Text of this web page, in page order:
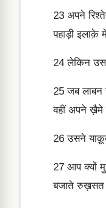
23 अपने
पहाड़ी इलाक़े
24 लेकिन उस
25 जब लाबन
वहीं अपने ख़ैमे
26 उसने
27 आप क्यों
बजाते रुख़सत